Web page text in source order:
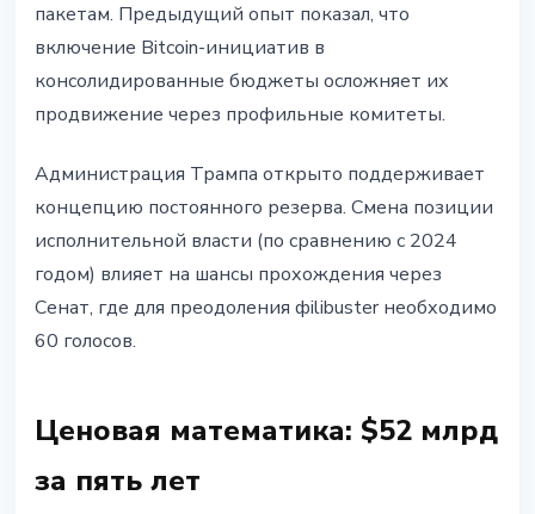
пакетам. Предыдущий опыт показал, что
включение Bitcoin-инициатив в
консолидированные бюджеты осложняет их
продвижение через профильные комитеты.
Администрация Трампа открыто поддерживает
концепцию постоянного резерва. Смена позиции
исполнительной власти (по сравнению с 2024
годом) влияет на шансы прохождения через
Сенат, где для преодоления фilibuster необходимо
60 голосов.
Ценовая математика: $52 млрд
за пять лет